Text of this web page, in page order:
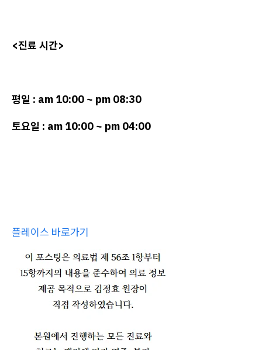
<진료 시간>
평일 : am 10:00 ~ pm 08:30
토요일 : am 10:00 ~ pm 04:00
플레이스 바로가기